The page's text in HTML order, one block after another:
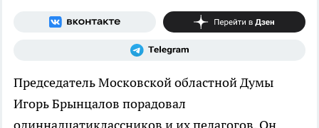
Председатель Московской областной Думы
Игорь Брынцалов порадовал